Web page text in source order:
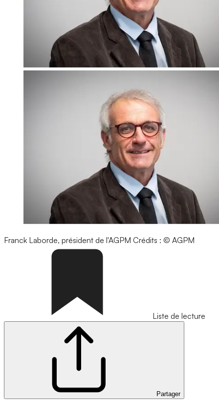
Franck Laborde, président de l'AGPM Crédits : © AGPM
Liste de lecture
Partager